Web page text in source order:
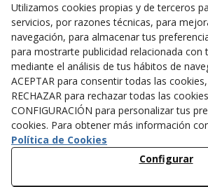
Derecho de desistimiento
Utilizamos cookies propias y de terceros
servicios, por razones técnicas, para
navegación, para almacenar tus
para mostrarte publicidad relacionada con
mediante el análisis de tus hábitos de
ACEPTAR para consentir todas las
RECHAZAR para rechazar todas las
CONFIGURACIÓN para personalizar tus
cookies. Para obtener más información
Política de Cookies
Configurar